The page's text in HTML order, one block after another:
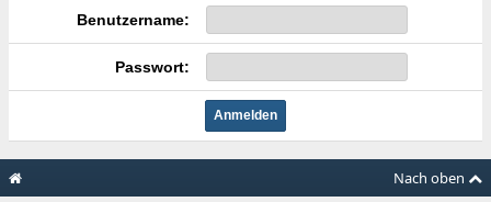
Benutzername:
Passwort:
Nach oben